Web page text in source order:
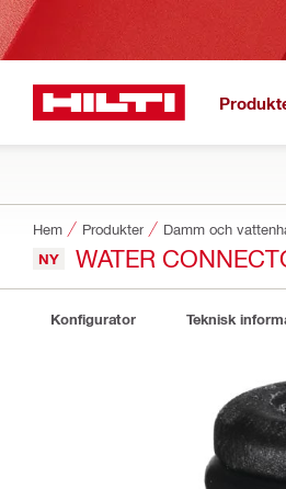
Hem Produkter
NY WATER
Konfigurator Teknisk